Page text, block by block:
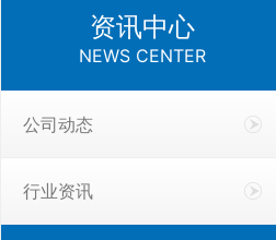
资讯中心
NEWS CENTER
公司动态
行业资讯